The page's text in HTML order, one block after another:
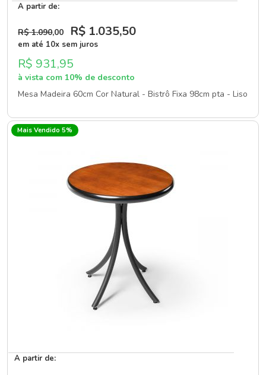
A partir de:
R$ 1.090,00 R$ 1.035,50
em até 10x sem juros
R$ 931,95
à vista com 10% de desconto
Mesa Madeira 60cm Cor Natural - Bistrô Fixa 98cm pta - Liso
Mais Vendido 5%
A partir de: